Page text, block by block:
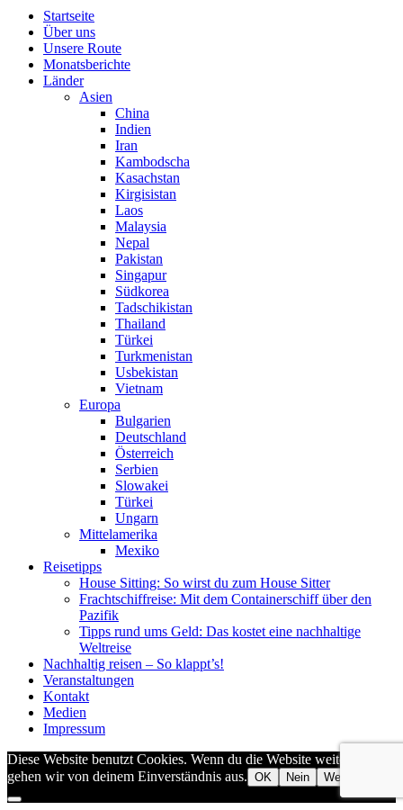
Startseite
Über uns
Unsere Route
Monatsberichte
Länder
Asien
China
Indien
Iran
Kambodscha
Kasachstan
Kirgisistan
Laos
Malaysia
Nepal
Pakistan
Singapur
Südkorea
Tadschikistan
Thailand
Türkei
Turkmenistan
Usbekistan
Vietnam
Europa
Bulgarien
Deutschland
Österreich
Serbien
Slowakei
Türkei
Ungarn
Mittelamerika
Mexiko
Reisetipps
House Sitting: So wirst du zum House Sitter
Frachtschiffreise: Mit dem Containerschiff über den
Pazifik
Tipps rund ums Geld: Das kostet eine nachhaltige
Weltreise
Nachhaltig reisen – So klappt’s!
Veranstaltungen
Kontakt
Medien
Impressum
Diese Website benutzt Cookies. Wenn du die Website weiter nutzt,
gehen wir von deinem Einverständnis aus. OK Nein Weiterlesen